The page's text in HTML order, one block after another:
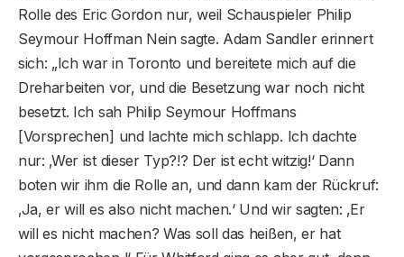
Rolle des Eric Gordon nur, weil Schauspieler Philip
Seymour Hoffman Nein sagte. Adam Sandler erinnert
sich: „Ich war in Toronto und bereitete mich auf die
Dreharbeiten vor, und die Besetzung war noch nicht
besetzt. Ich sah Philip Seymour Hoffmans
[Vorsprechen] und lachte mich schlapp. Ich dachte
nur: ‚Wer ist dieser Typ?!? Der ist echt witzig!‘ Dann
boten wir ihm die Rolle an, und dann kam der Rückruf:
‚Ja, er will es also nicht machen.‘ Und wir sagten: ‚Er
will es nicht machen? Was soll das heißen, er hat